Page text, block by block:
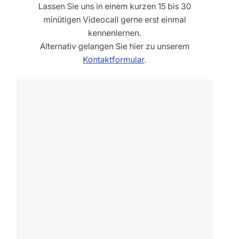
Lassen Sie uns in einem kurzen 15 bis 30
minütigen Videocall gerne erst einmal
kennenlernen.
Alternativ gelangen Sie hier zu unserem
Kontaktformular.